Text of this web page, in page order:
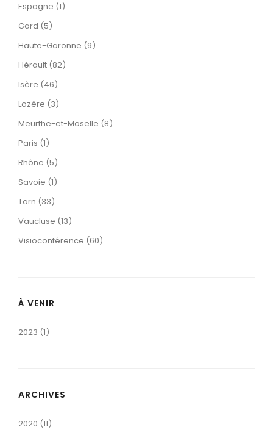
Espagne (1)
Gard (5)
Haute-Garonne (9)
Hérault (82)
Isère (46)
Lozère (3)
Meurthe-et-Moselle (8)
Paris (1)
Rhône (5)
Savoie (1)
Tarn (33)
Vaucluse (13)
Visioconférence (60)
À VENIR
2023 (1)
ARCHIVES
2020 (11)